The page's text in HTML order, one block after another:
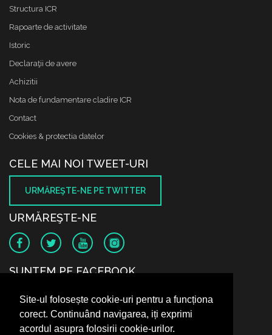
Site-ul folosește cookie-uri pentru a funcționa
corect. Continuând navigarea, iți exprimi
acordul asupra folosirii cookie-urilor.
Structura ICR
Rapoarte de activitate
Istoric
Declaraţii de avere
Achizitii
Nota de fundamentare cladire ICR
Contact
Cookies & protectia datelor
CELE MAI NOI TWEET-URI
URMĂREŞTE-NE PE TWITTER
URMĂREŞTE-NE
SUNTEM PE FACEBOOK